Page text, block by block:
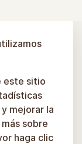
este sitio
mejorar la
sobre
haga clic